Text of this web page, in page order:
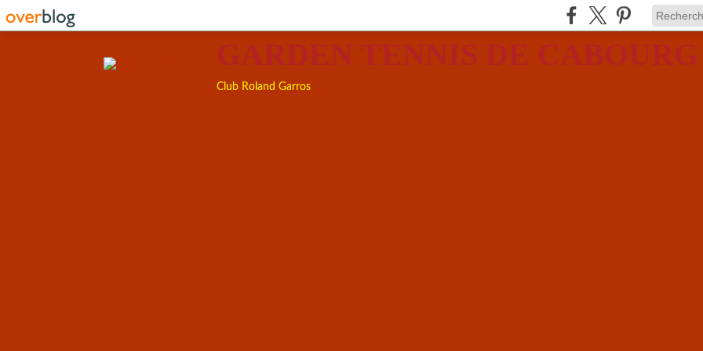
GARDEN TENNIS DE CABOURG
Club Roland Garros